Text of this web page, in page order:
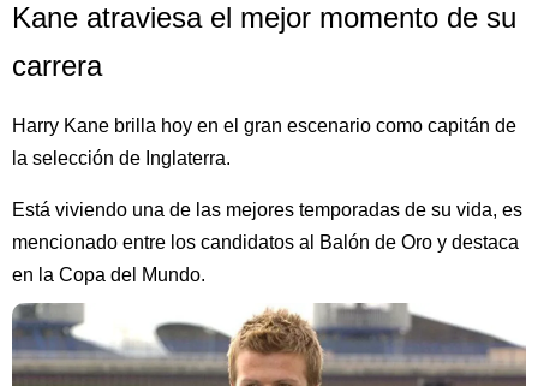
Kane atraviesa el mejor momento de su
carrera
Harry Kane brilla hoy en el gran escenario como capitán de
la selección de Inglaterra.
Está viviendo una de las mejores temporadas de su vida, es
mencionado entre los candidatos al Balón de Oro y destaca
en la Copa del Mundo.